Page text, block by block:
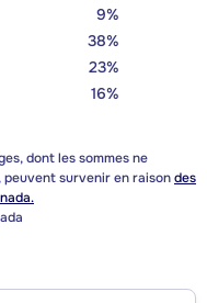
9%
38%
23%
16%
dont les sommes ne
peuvent survenir en raisondes